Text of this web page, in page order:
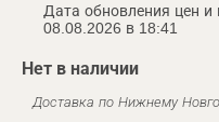
Дата обновления цен и
08.08.2026 в 18:41
Нет в наличии
Доставка по Нижнему